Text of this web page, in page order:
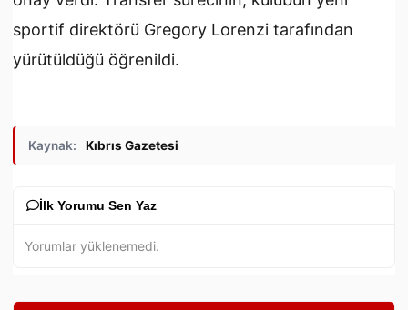
sportif direktörü Gregory Lorenzi tarafından
yürütüldüğü öğrenildi.
Kaynak: Kıbrıs Gazetesi
İlk Yorumu Sen Yaz
Yorumlar yüklenemedi.